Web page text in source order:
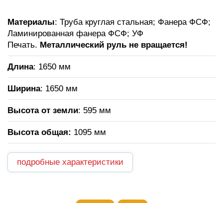
Материалы: Труба круглая стальная; Фанера ФСФ;
Ламинированная фанера ФСФ; УФ
Печать. Металлический руль не вращается!
Длина: 1650 мм
Ширина: 1650 мм
Высота от земли: 595 мм
Высота общая: 1095 мм
подробные характеристики